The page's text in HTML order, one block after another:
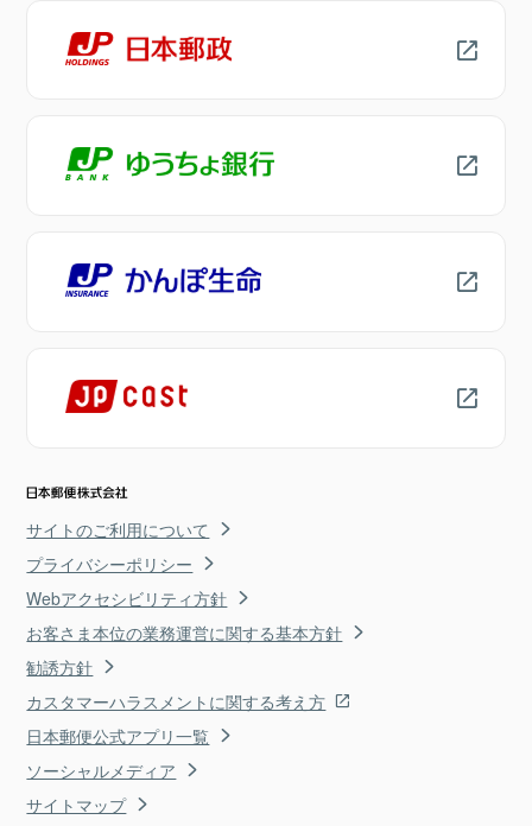
サイトのご利用について
プライバシーポリシー
Webアクセシビリティ方針
お客さま本位の業務運営に関する基本方針
勧誘方針
カスタマーハラスメントに関する考え方
日本郵便公式アプリ一覧
ソーシャルメディア
サイトマップ